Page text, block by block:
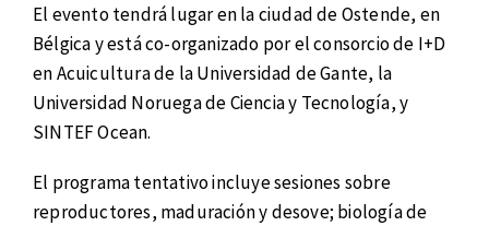
El evento tendrá lugar en la ciudad de Ostende, en
Bélgica y está co-organizado por el consorcio de I+D
en Acuicultura de la Universidad de Gante, la
Universidad Noruega de Ciencia y Tecnología, y
SINTEF Ocean.
El programa tentativo incluye sesiones sobre
reproductores, maduración y desove; biología de